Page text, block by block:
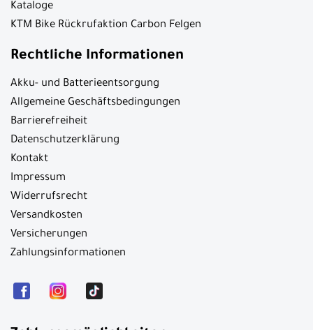
Rahmenrechner
Reparaturabfrage
Trek Project One Konfigurator
Cecil Cycle GmbH News
Bedienungsanleitungen
Kataloge
KTM Bike Rückrufaktion Carbon Felgen
Rechtliche Informationen
Allgemeine Geschäftsbedingungen
Barrierefreiheit
Datenschutzerklärung
Kontakt